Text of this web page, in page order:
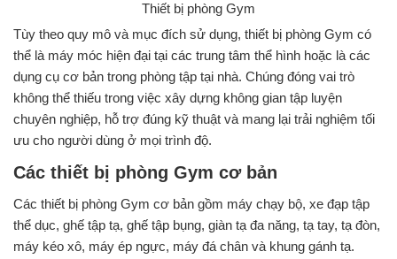
Thiết bị phòng Gym
Tùy theo quy mô và mục đích sử dụng, thiết bị phòng Gym có
thể là máy móc hiện đại tại các trung tâm thể hình hoặc là các
dụng cụ cơ bản trong phòng tập tại nhà. Chúng đóng vai trò
không thể thiếu trong việc xây dựng không gian tập luyện
chuyên nghiệp, hỗ trợ đúng kỹ thuật và mang lại trải nghiệm tối
ưu cho người dùng ở mọi trình độ.
Các thiết bị phòng Gym cơ bản
Các thiết bị phòng Gym cơ bản gồm máy chạy bộ, xe đạp tập
thể dục, ghế tập tạ, ghế tập bụng, giàn tạ đa năng, tạ tay, tạ đòn,
máy kéo xô, máy ép ngực, máy đá chân và khung gánh tạ.